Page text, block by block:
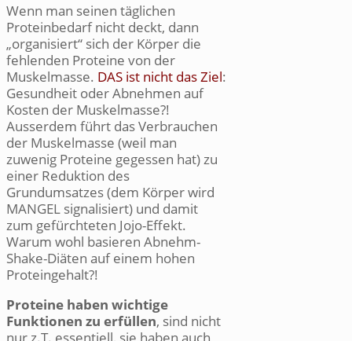
Wenn man seinen täglichen
Proteinbedarf nicht deckt, dann
„organisiert“ sich der Körper die
fehlenden Proteine von der
Muskelmasse. DAS ist nicht das Ziel:
Gesundheit oder Abnehmen auf
Kosten der Muskelmasse?!
Ausserdem führt das Verbrauchen
der Muskelmasse (weil man
zuwenig Proteine gegessen hat) zu
einer Reduktion des
Grundumsatzes (dem Körper wird
MANGEL signalisiert) und damit
zum gefürchteten Jojo-Effekt.
Warum wohl basieren Abnehm-
Shake-Diäten auf einem hohen
Proteingehalt?!
Proteine haben wichtige
Funktionen zu erfüllen, sind nicht